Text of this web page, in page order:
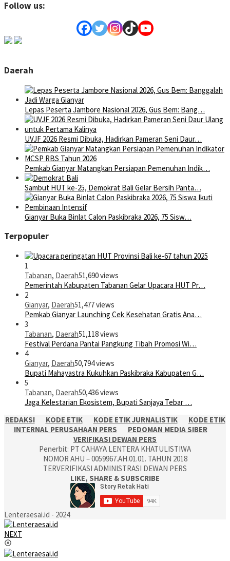
Follow us:
Daerah
Lepas Peserta Jambore Nasional 2026, Gus Bem: Bang…
UVJF 2026 Resmi Dibuka, Hadirkan Pameran Seni Daur…
Pemkab Gianyar Matangkan Persiapan Pemenuhan Indik…
Sambut HUT ke-25, Demokrat Bali Gelar Bersih Panta…
Gianyar Buka Binlat Calon Paskibraka 2026, 75 Sisw…
Terpopuler
1
Tabanan, Daerah51,690 views
Pemerintah Kabupaten Tabanan Gelar Upacara HUT Pr…
2
Gianyar, Daerah51,477 views
Pemkab Gianyar Launching Cek Kesehatan Gratis Ana…
3
Tabanan, Daerah51,118 views
Festival Perdana Pantai Pangkung Tibah Promosi Wi…
4
Gianyar, Daerah50,794 views
Bupati Mahayastra Kukuhkan Paskibraka Kabupaten G…
5
Tabanan, Daerah50,436 views
Jaga Kelestarian Ekosistem, Bupati Sanjaya Tebar …
REDAKSI
KODE ETIK KODE ETIK JURNALISTIK
KODE ETIK
INTERNAL PERUSAHAAN PERS
PEDOMAN MEDIA SIBER
VERIFIKASI DEWAN PERS
Penerbit: PT CAHAYA LENTERA KHATULISTIWA
NOMOR AHU – 0059967.AH.01.01. TAHUN 2018
TERVERIFIKASI ADMINISTRASI DEWAN PERS
LIKE, SHARE & SUBSCRIBE
Lenteraesai.id - 2024
NEXT